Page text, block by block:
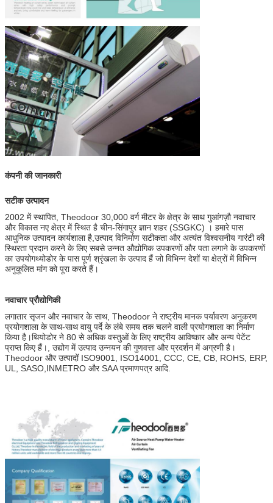
कंपनी की जानकारी
सटीक उत्पादन
2002 में स्थापित, Theodoor 30,000 वर्ग मीटर के क्षेत्र के साथ गुआंगज़ौ नवाचार
और विकास नए क्षेत्र में स्थित है चीन-सिंगापुर ज्ञान शहर (SSGKC) । हमारे पास
आधुनिक उत्पादन कार्यशाला है,उत्पाद विनिर्माण सटीकता और अत्यंत विश्वसनीय गारंटी की
स्थिरता प्रदान करने के लिए सबसे उन्नत औद्योगिक उपकरणों और पता लगाने के उपकरणों
का उपयोगथ्योडोर के पास पूर्ण श्रृंखला के उत्पाद हैं जो विभिन्न देशों या क्षेत्रों में विभिन्न
अनुकूलित मांग को पूरा करते हैं।
नवाचार प्रौद्योगिकी
लगातार सृजन और नवाचार के साथ, Theodoor ने राष्ट्रीय मानक पर्यावरण अनुकरण
प्रयोगशाला के साथ-साथ वायु पर्दे के लंबे समय तक चलने वाली प्रयोगशाला का निर्माण
किया है।थियोडोर ने 80 से अधिक वस्तुओं के लिए राष्ट्रीय आविष्कार और अन्य पेटेंट
प्राप्त किए हैं।, उद्योग में उत्पाद उन्नयन की गुणवत्ता और प्रदर्शन में अग्रणी है।
Theodoor और उत्पादों ISO9001, ISO14001, CCC, CE, CB, ROHS, ERP,
UL, SASO,INMETRO और SAA प्रमाणपत्र आदि.